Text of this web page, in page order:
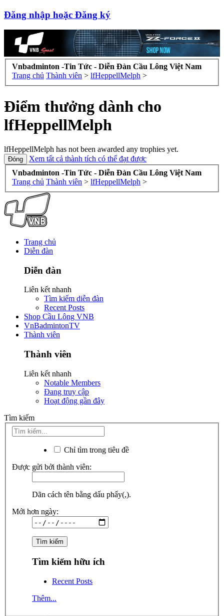
Đăng nhập hoặc Đăng ký
Vnbadminton -Tin Tức - Diễn Đàn Cầu Lông Việt Nam
Trang chủ Thành viên > lfHeppellMelph >
Điểm thưởng dành cho
lfHeppellMelph
lfHeppellMelph has not been awarded any trophies yet.
Xem tất cả thành tích có thể đạt được
Vnbadminton -Tin Tức - Diễn Đàn Cầu Lông Việt Nam
Trang chủ Thành viên > lfHeppellMelph >
Trang chủ
Diễn đàn
Diễn đàn
Liên kết nhanh
Tìm kiếm diễn đàn
Recent Posts
Shop Cầu Lông VNB
VnBadmintonTV
Thành viên
Thành viên
Liên kết nhanh
Notable Members
Đang truy cập
Hoạt động gần đây
Tìm kiếm
Chỉ tìm trong tiêu đề
Được gửi bởi thành viên:
Dãn cách tên bằng dấu phẩy(,).
Mới hơn ngày:
Tìm kiếm hữu ích
Recent Posts
Thêm...